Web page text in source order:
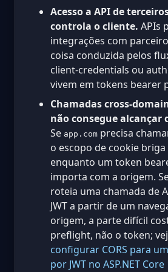
Acesso a API de
controla o cliente. APIs
integrações com
coisa conduzida pelos
client-credentials ou
vivem em tokens bearer
Chamadas cross-
não consegue alcançar
Se app.com precisa
o escopo de cookie
enquanto um token
importa com a origem.
roteia uma chamada de
JWT a partir de um
origem, a parte difícil
preflight, não o token;
configurar CORS para
por JWT no ASP.NET Core